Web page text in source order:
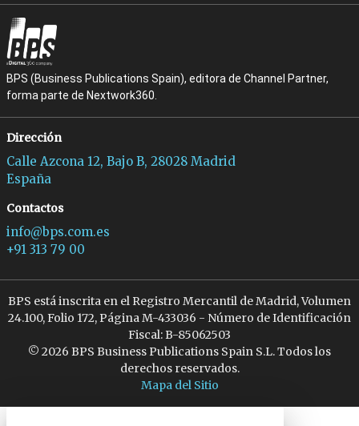
BPS (Business Publications Spain), editora de Channel Partner,
forma parte de Nextwork360.
Dirección
Calle Azcona 12, Bajo B, 28028 Madrid
España
Contactos
info@bps.com.es
+91 313 79 00
BPS está inscrita en el Registro Mercantil de Madrid, Volumen
24.100, Folio 172, Página M-433036 - Número de Identificación
Fiscal: B-85062503
© 2026 BPS Business Publications Spain S.L. Todos los
derechos reservados.
Mapa del Sitio